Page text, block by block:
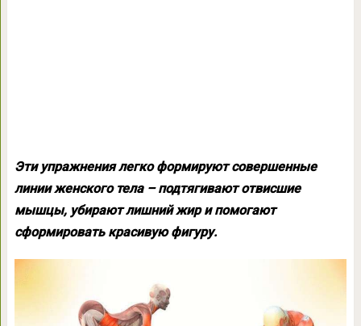
Эти упражнения легко формируют совершенные
линии женского тела – подтягивают отвисшие
мышцы, убирают лишний жир и помогают
сформировать красивую фигуру.